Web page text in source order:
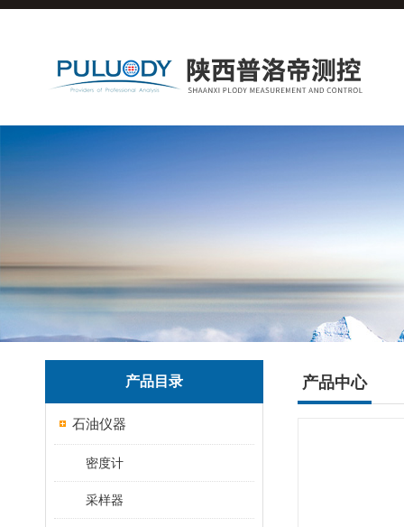
产品目录
石油仪器
密度计
采样器
产品中心